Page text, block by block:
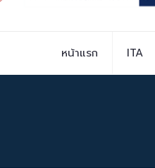
หน้าแรก ITA